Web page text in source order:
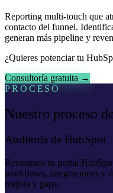
Reporting multi-touch que
contacto del funnel.
generan más pipeline y
¿Quieres potenciar tu
Consultoría gratuita →
PROCESO
Nuestro proceso
Auditoría de HubSpot
Revisamos tu portal
workflows, integraciones y
mejora y gaps.